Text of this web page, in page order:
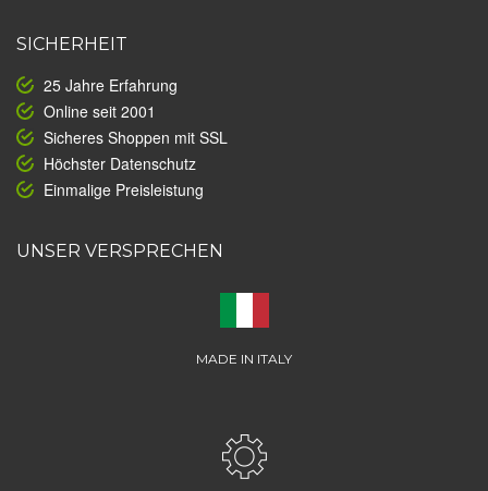
SICHERHEIT
25 Jahre Erfahrung
Online seit 2001
Sicheres Shoppen mit SSL
Höchster Datenschutz
Einmalige Preisleistung
UNSER VERSPRECHEN
MADE IN ITALY